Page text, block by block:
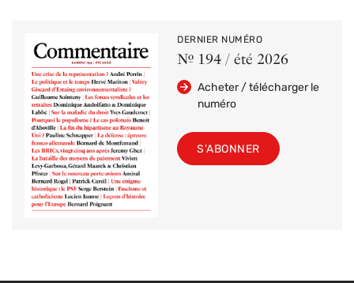
DERNIER NUMÉRO
Nº 194 / été 2026
Acheter / télécharger le
numéro
S'ABONNER